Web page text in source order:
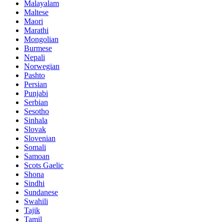
Malayalam
Maltese
Maori
Marathi
Mongolian
Burmese
Nepali
Norwegian
Pashto
Persian
Punjabi
Serbian
Sesotho
Sinhala
Slovak
Slovenian
Somali
Samoan
Scots Gaelic
Shona
Sindhi
Sundanese
Swahili
Tajik
Tamil